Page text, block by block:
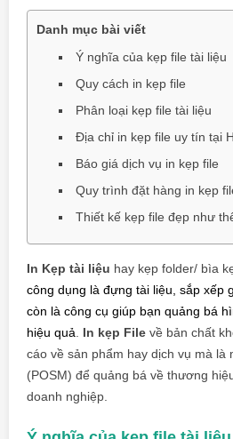
Danh mục bài viết
Ý nghĩa của kẹp file tài liệu
Quy cách in kẹp file
Phân loại kẹp file tài liệu
Địa chỉ in kẹp file uy tín tại
Báo giá dịch vụ in kẹp file
Quy trình đặt hàng in kẹp
Thiết kế kẹp file đẹp như
In Kẹp tài liệu hay kẹp folder/ bìa
công dụng là đựng tài liệu, sắp xếp
còn là công cụ giúp bạn quảng bá
hiệu quả. In kẹp File về bản chất
cáo về sản phẩm hay dịch vụ mà là
(POSM) để quảng bá về thương
doanh nghiệp.